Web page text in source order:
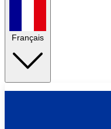
Français